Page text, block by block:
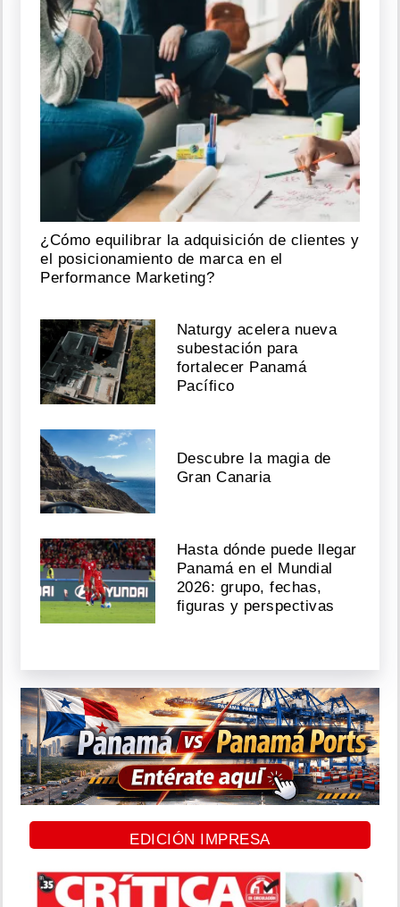
¿Cómo equilibrar la adquisición de clientes y
el posicionamiento de marca en el
Performance Marketing?
Naturgy acelera nueva
subestación para
fortalecer Panamá
Pacífico
Descubre la magia de
Gran Canaria
Hasta dónde puede llegar
Panamá en el Mundial
2026: grupo, fechas,
figuras y perspectivas
EDICIÓN IMPRESA